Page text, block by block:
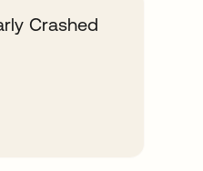
Crashed